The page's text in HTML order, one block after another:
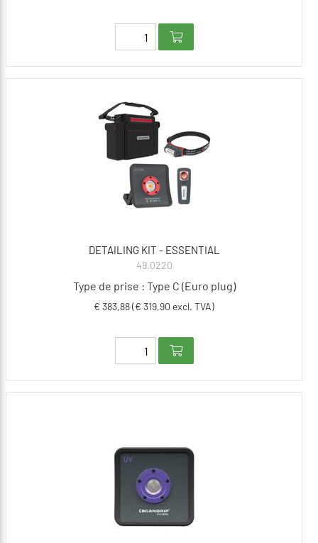
DETAILING KIT - ESSENTIAL
49.0220
Type de prise : Type C (Euro plug)
€ 383,88 (€ 319,90 excl. TVA)